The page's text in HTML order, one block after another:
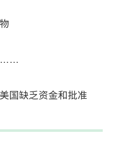
……
国缺乏资金和批准